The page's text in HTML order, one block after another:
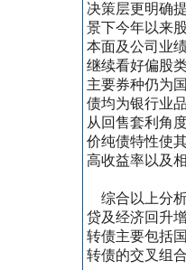
决策层更明确
景下今年以来
本面及公司业
继续看好偏股
主要券种仍为
债均为银行业
从回售套利角
价纯债特性使
高收益率以及
综合以上分析
贷及经济回升
转债主要包括
转债的交叉组